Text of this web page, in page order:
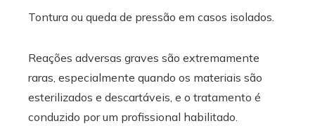
Tontura ou queda de pressão em casos isolados.
Reações adversas graves são extremamente
raras, especialmente quando os materiais são
esterilizados e descartáveis, e o tratamento é
conduzido por um profissional habilitado.